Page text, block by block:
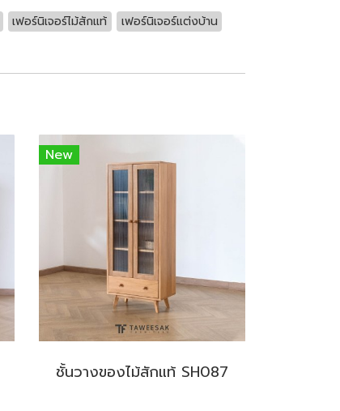
เฟอร์นิเจอร์ไม้สักแท้ เฟอร์นิเจอร์แต่งบ้าน
New
ชั้นวางของไม้สักแท้ SH087